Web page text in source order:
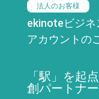
法人のお客様
ekinoteビジネ
アカウントの
「駅」を起
創パートナ